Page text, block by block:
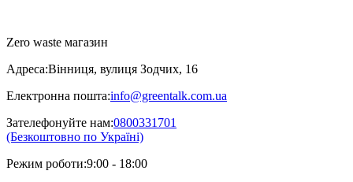
Zero waste магазин
Адреса:Вінниця, вулиця Зодчих, 16
Електронна пошта:info@greentalk.com.ua
Зателефонуйте нам:0800331701
(Безкоштовно по Україні)
Режим роботи:9:00 - 18:00